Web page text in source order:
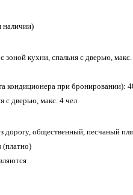
наличии)
зоной кухни, спальня с дверью,
кондиционера при бронировании):
с дверью, макс. 4 чел
дорогу, общественный, песчаный
(платно)